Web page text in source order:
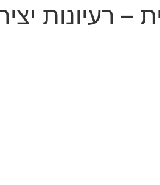
– רעיונות